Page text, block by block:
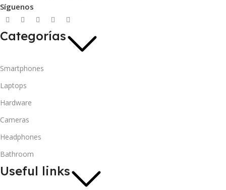
Síguenos
Categorías
Smartphones
Laptops
Hardware
Cameras
Headphones
Bathroom
Useful links